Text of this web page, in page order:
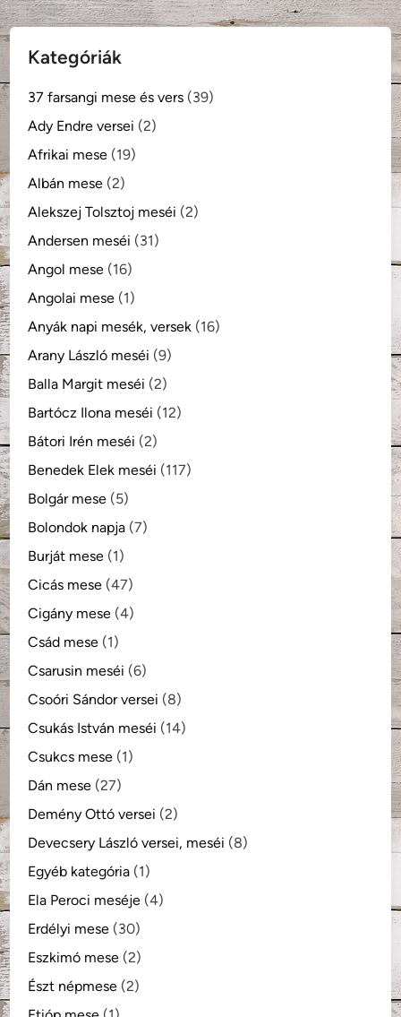
Kategóriák
37 farsangi mese és vers (39)
Ady Endre versei (2)
Afrikai mese (19)
Albán mese (2)
Alekszej Tolsztoj meséi (2)
Andersen meséi (31)
Angol mese (16)
Angolai mese (1)
Anyák napi mesék, versek (16)
Arany László meséi (9)
Balla Margit meséi (2)
Bartócz Ilona meséi (12)
Bátori Irén meséi (2)
Benedek Elek meséi (117)
Bolgár mese (5)
Bolondok napja (7)
Burját mese (1)
Cicás mese (47)
Cigány mese (4)
Csád mese (1)
Csarusin meséi (6)
Csoóri Sándor versei (8)
Csukás István meséi (14)
Csukcs mese (1)
Dán mese (27)
Demény Ottó versei (2)
Devecsery László versei, meséi (8)
Egyéb kategória (1)
Ela Peroci meséje (4)
Erdélyi mese (30)
Eszkimó mese (2)
Észt népmese (2)